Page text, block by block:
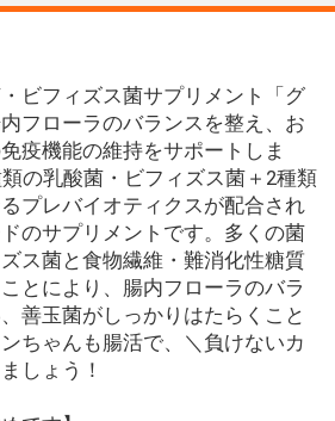
ビフィズス菌サプリメント「グ
フローラのバランスを整え、お
疫機能の維持をサポートしま
の乳酸菌・ビフィズス菌＋2種類
プレバイオティクスが配合され
のサプリメントです。多くの菌
ス菌と食物繊維・難消化性糖質
とにより、腸内フローラのバラ
善玉菌がしっかりはたらくこと
ちゃんも腸活で、＼負けないカ
しょう！